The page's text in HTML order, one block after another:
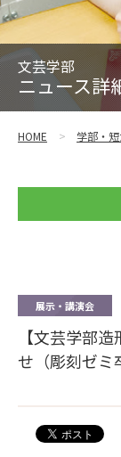
文芸学部
ニュース詳
HOME 学部・
展示・講演会
【文芸学部造
せ（彫刻ゼミ